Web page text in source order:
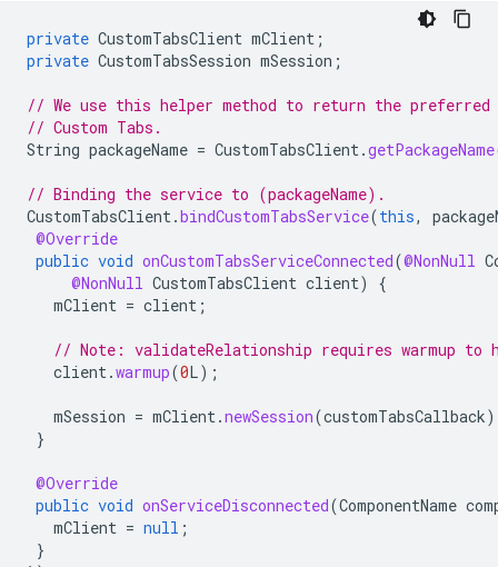
private CustomTabsClient mClient ;
private CustomTabsSession mSession ;
// We use this helper method to return the preferred
// Custom Tabs.
String packageName = CustomTabsClient.getPackageName
// Binding the service to (packageName).
CustomTabsClient.bindCustomTabsService(this,
@Override
public void onCustomTabsServiceConnected(@NonNull
@NonNull CustomTabsClient client)
{
mClient = client ;
// Note: validateRelationship requires warmup to
client.warmup(0L);
mSession = mClient.newSession(customTabsCallback
}
@Override
public void onServiceDisconnected(ComponentName
mClient = null ;
}